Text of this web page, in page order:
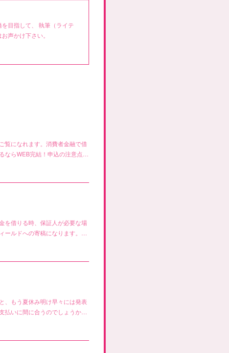
目指して、 執筆（ライテ
声かけ下さい。
覧になれます。消費者金融で借
ならWEB完結！申込の注意点…
を借りる時、保証人が必要な場
ールドへの寄稿になります。…
、もう夏休み明け早々には発表
払いに間に合うのでしょうか…